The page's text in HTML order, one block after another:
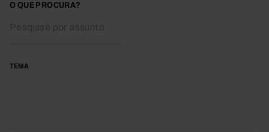
O QUE PROCURA?
TEMA